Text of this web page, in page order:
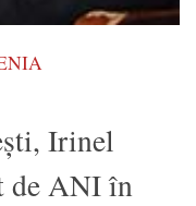
Irinel
de ANI în